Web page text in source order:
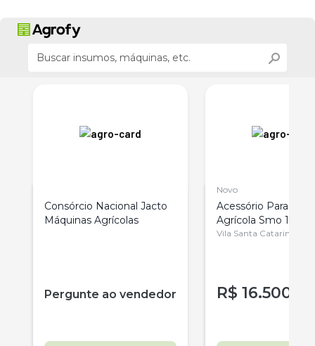
Consórcio Nacional Jacto
Máquinas Agrícolas
Pergunte ao vendedor
Novo
Acessório Para
Agrícola Smo 12
Vila Santa Catarina
R$ 16.500